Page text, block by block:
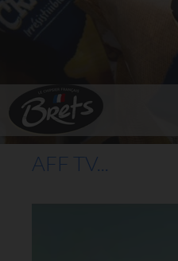
AFF TV...